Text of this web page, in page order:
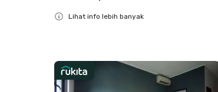
Lihat info lebih banyak